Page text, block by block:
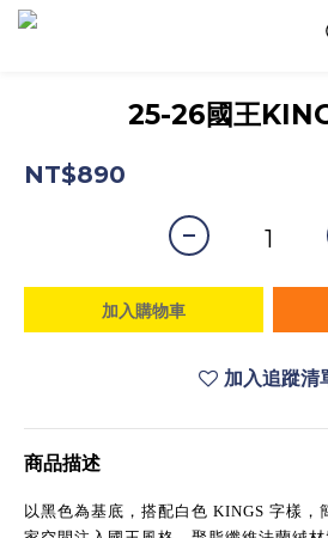
25-26國王
NT$890
加入購物車
加入追蹤清
商品描述
以黑色為基底，搭配白色 KINGS 字樣，